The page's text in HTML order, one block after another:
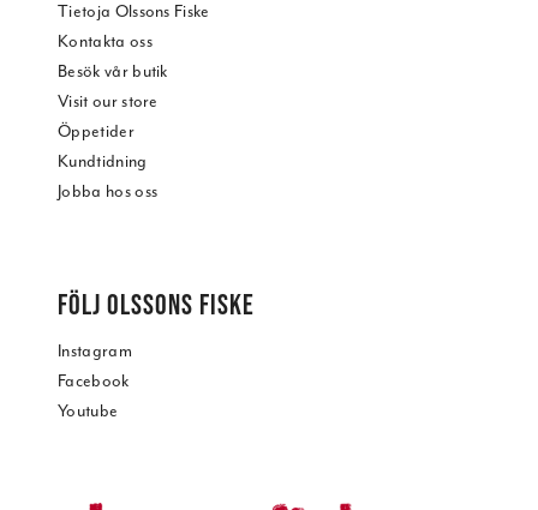
Tietoja Olssons Fiske
Kontakta oss
Besök vår butik
Visit our store
Öppetider
Kundtidning
Jobba hos oss
FÖLJ OLSSONS FISKE
Instagram
Facebook
Youtube